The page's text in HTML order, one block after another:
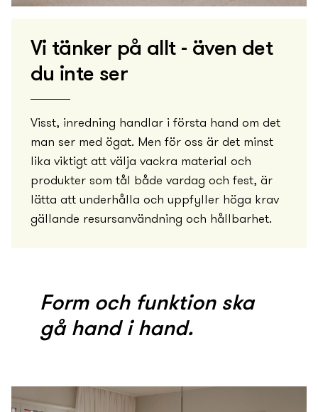
Vi tänker på allt - även det
du inte ser
Visst, inredning handlar i första hand om det
man ser med ögat. Men för oss är det minst
lika viktigt att välja vackra material och
produkter som tål både vardag och fest, är
lätta att underhålla och uppfyller höga krav
gällande resursanvändning och hållbarhet.
Form och funktion ska
gå hand i hand.